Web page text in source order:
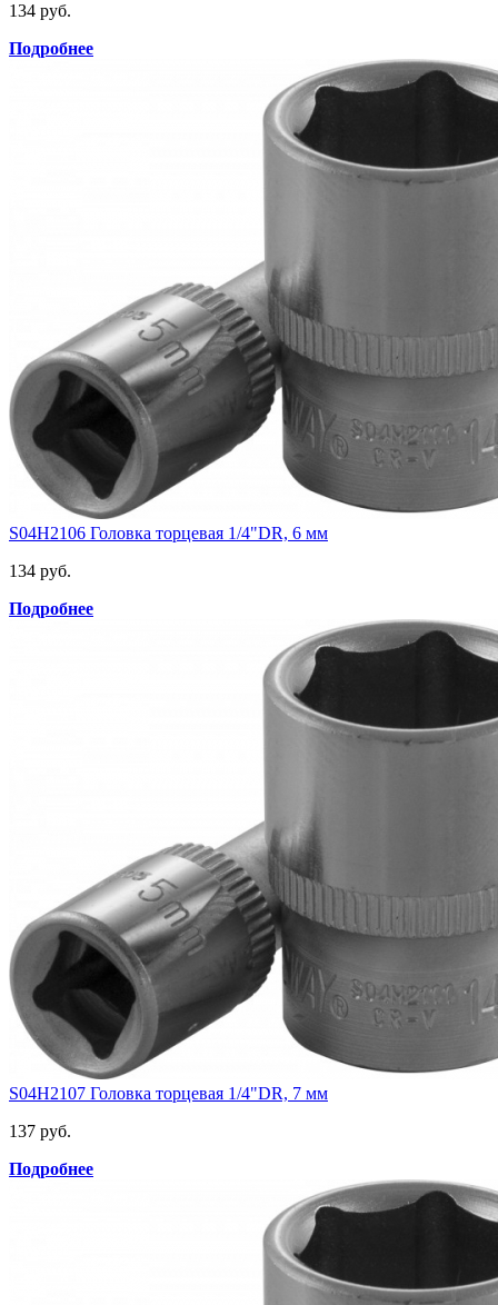
134 руб.
Подробнее
S04H2106 Головка торцевая 1/4"DR, 6 мм
134 руб.
Подробнее
S04H2107 Головка торцевая 1/4"DR, 7 мм
137 руб.
Подробнее